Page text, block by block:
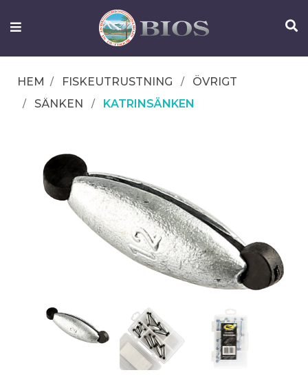
FISKEUTRUSTNING
OM
IFISH
HEM FISKEUTRUSTNING
ÖVRIGT
SÄNKEN
KATRINSÄNKEN